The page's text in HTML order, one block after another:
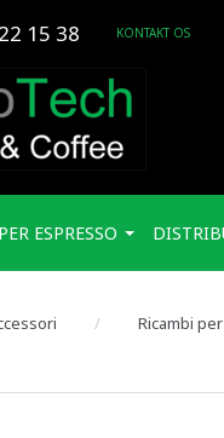
15 38 KONTAKT OS
ESPRESSO
Ricambi